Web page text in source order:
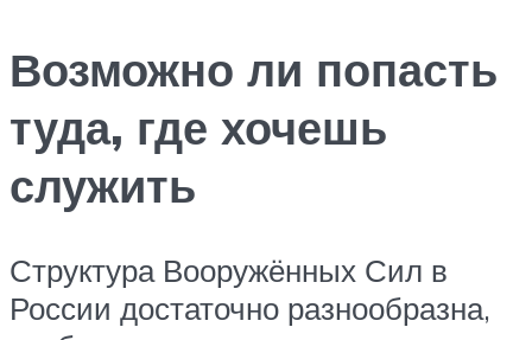
Возможно ли попасть
туда, где хочешь
служить
Структура Вооружённых Сил в
России достаточно разнообразна,